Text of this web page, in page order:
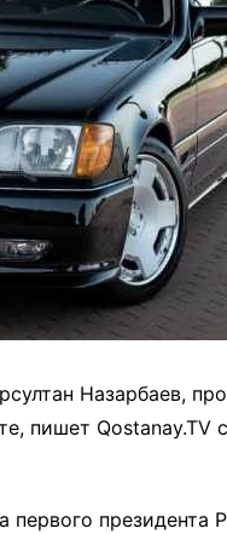
Назарбаев,
пишет Qostanay.TV
президента